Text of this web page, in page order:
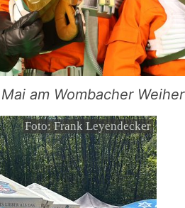
am Wombacher Weiher
Foto: Frank Leyendecker